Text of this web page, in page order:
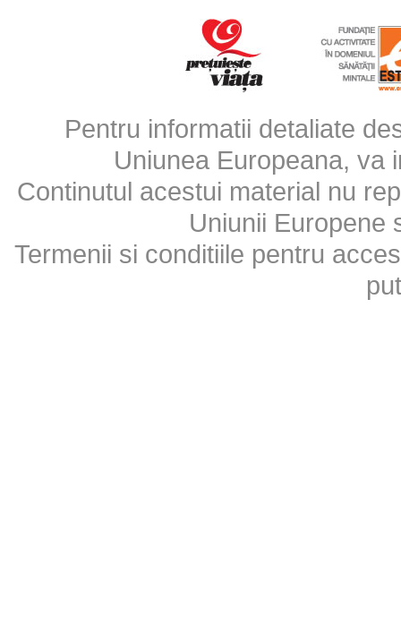
Pentru informatii detaliate
Uniunea Europeana, va
Continutul acestui material nu
Uniunii Europene
Termenii si conditiile pentru